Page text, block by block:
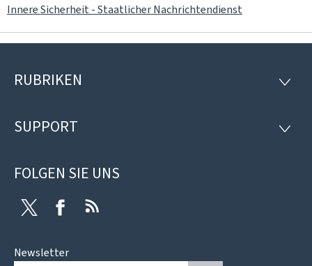
Innere Sicherheit - Staatlicher Nachrichtendienst
Footer
RUBRIKEN
SUPPORT
FOLGEN SIE UNS
Twitter Facebook
Newsletter